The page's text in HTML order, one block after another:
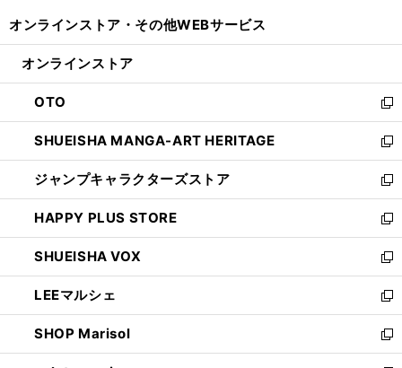
開
ン
ウ
で
開
く
ウ
ン
ド
ウ
で
開
く
オンラインストア・ その他WEBサービス
オンラインストア
OTO
新
し
い
ウ
ィ
ン
ド
ウ
で
開
く
SHUEISHA MANGA-ART HERITAGE
新
し
い
ウ
ィ
ン
ド
ウ
で
開
く
ジャンプキャラクターズストア
新
し
い
ウ
ィ
ン
ド
ウ
で
開
HAPPY PLUS STORE
新
し
い
ウ
ィ
ン
ド
ウ
SHUEISHA VOX
新
し
い
ウ
ィ
ン
LEEマルシェ
新
し
い
ウ
SHOP Marisol
新
し